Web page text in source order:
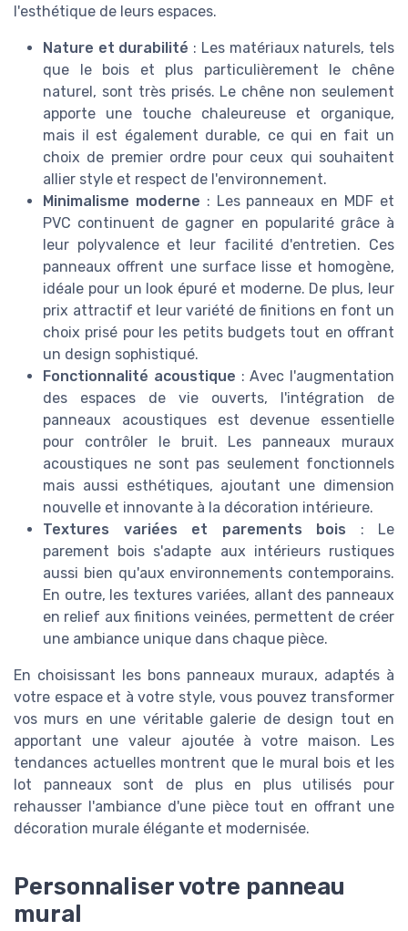
l'esthétique de leurs espaces.
Nature et durabilité : Les matériaux naturels, tels
que le bois et plus particulièrement le chêne
naturel, sont très prisés. Le chêne non seulement
apporte une touche chaleureuse et organique,
mais il est également durable, ce qui en fait un
choix de premier ordre pour ceux qui souhaitent
allier style et respect de l'environnement.
Minimalisme moderne : Les panneaux en MDF et
PVC continuent de gagner en popularité grâce à
leur polyvalence et leur facilité d'entretien. Ces
panneaux offrent une surface lisse et homogène,
idéale pour un look épuré et moderne. De plus, leur
prix attractif et leur variété de finitions en font un
choix prisé pour les petits budgets tout en offrant
un design sophistiqué.
Fonctionnalité acoustique : Avec l'augmentation
des espaces de vie ouverts, l'intégration de
panneaux acoustiques est devenue essentielle
pour contrôler le bruit. Les panneaux muraux
acoustiques ne sont pas seulement fonctionnels
mais aussi esthétiques, ajoutant une dimension
nouvelle et innovante à la décoration intérieure.
Textures variées et parements bois : Le
parement bois s'adapte aux intérieurs rustiques
aussi bien qu'aux environnements contemporains.
En outre, les textures variées, allant des panneaux
en relief aux finitions veinées, permettent de créer
une ambiance unique dans chaque pièce.
En choisissant les bons panneaux muraux, adaptés à
votre espace et à votre style, vous pouvez transformer
vos murs en une véritable galerie de design tout en
apportant une valeur ajoutée à votre maison. Les
tendances actuelles montrent que le mural bois et les
lot panneaux sont de plus en plus utilisés pour
rehausser l'ambiance d'une pièce tout en offrant une
décoration murale élégante et modernisée.
Personnaliser votre panneau
mural